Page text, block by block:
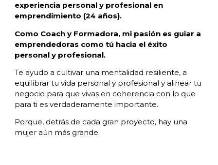
experiencia personal y profesional en
emprendimiento (24 años).
Como Coach y Formadora, mi pasión es guiar a
emprendedoras como tú hacia el éxito
personal y profesional.
Te ayudo a cultivar una mentalidad resiliente, a
equilibrar tu vida personal y profesional y alinear tu
negocio para que vivas en coherencia con lo que
para ti es verdaderamente importante.
Porque, detrás de cada gran proyecto, hay una
mujer aún más grande.